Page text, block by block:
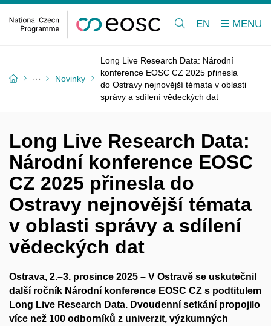
EN
Novinky
Long Live Research Data: Národní
konference EOSC CZ 2025 přinesla
do Ostravy nejnovější témata v oblasti
správy a sdílení vědeckých dat
Long Live Research Data:
Národní konference EOSC
CZ 2025 přinesla do
Ostravy nejnovější témata
v oblasti správy a sdílení
vědeckých dat
Ostrava, 2.–3. prosince 2025 – V Ostravě se uskutečnil
další ročník Národní konference EOSC CZ s podtitulem
Long Live Research Data. Dvoudenní setkání propojilo
více než 100 odborníků z univerzit, výzkumných